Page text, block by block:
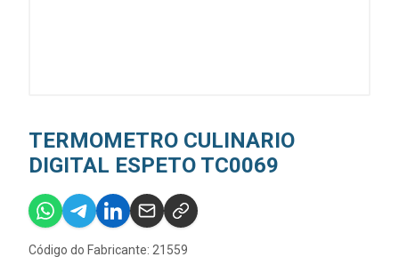
TERMOMETRO CULINARIO
DIGITAL ESPETO TC0069
Código do Fabricante: 21559